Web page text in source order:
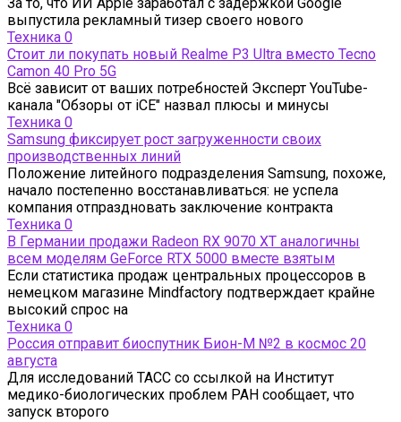
выпустила рекламный тизер своего нового
Техника 0
Стоит ли покупать новый Realme P3 Ultra вместо Tecno
Camon 40 Pro 5G
Всё зависит от ваших потребностей Эксперт YouTube-
канала "Обзоры от iCE" назвал плюсы и минусы
Техника 0
Samsung фиксирует рост загруженности своих
производственных линий
Положение литейного подразделения Samsung, похоже,
начало постепенно восстанавливаться: не успела
компания отпраздновать заключение контракта
Техника 0
В Германии продажи Radeon RX 9070 XT аналогичны
всем моделям GeForce RTX 5000 вместе взятым
Если статистика продаж центральных процессоров в
немецком магазине Mindfactory подтверждает крайне
высокий спрос на
Техника 0
Россия отправит биоспутник Бион-М №2 в космос 20
августа
Для исследований ТАСС со ссылкой на Институт
медико-биологических проблем РАН сообщает, что
запуск второго